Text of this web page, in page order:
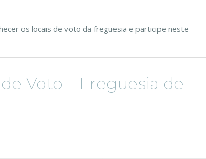
os locais de voto da freguesia e participe neste
Voto – Freguesia de